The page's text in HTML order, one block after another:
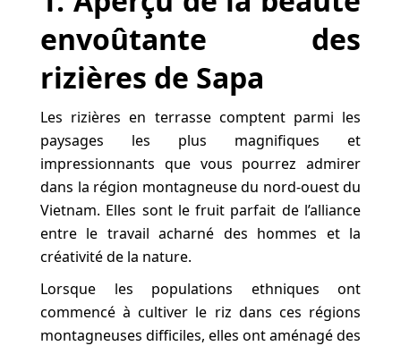
envoûtante des
rizières de Sapa
Les rizières en terrasse comptent parmi les
paysages les plus magnifiques et
impressionnants que vous pourrez admirer
dans la région montagneuse du nord-ouest du
Vietnam. Elles sont le fruit parfait de l’alliance
entre le travail acharné des hommes et la
créativité de la nature.
Lorsque les populations ethniques ont
commencé à cultiver le riz dans ces régions
montagneuses difficiles, elles ont aménagé des